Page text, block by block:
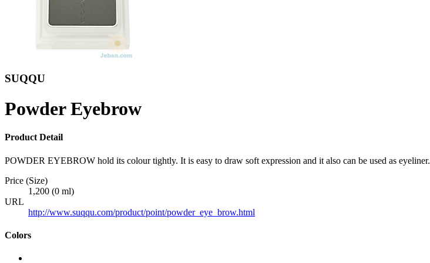
SUQQU
Powder Eyebrow
Product Detail
POWDER EYEBROW hold its colour tightly. It is easy to draw soft expression and it also can be used as eyeliner.
Price (Size)
1,200 (0 ml)
URL
http://www.suqqu.com/product/point/powder_eye_brow.html
Colors